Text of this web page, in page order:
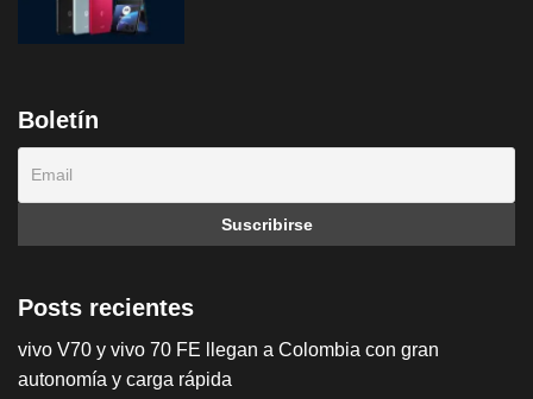
Boletín
Posts recientes
vivo V70 y vivo 70 FE llegan a Colombia con gran
autonomía y carga rápida